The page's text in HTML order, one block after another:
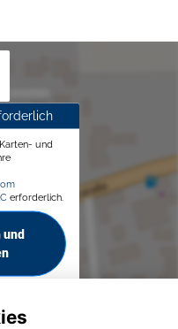
und
erforderlich.
und